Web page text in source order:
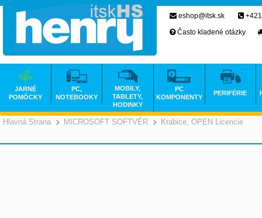
Hlavná Strana MICROSOFT SOFTVÉR Krabice, OPEN Licencie
eshop@itsk.sk
Často kladené otázky
JARNÉ
POMÔCKY
PC,
NOTEBOOKY
MOBILY,
TABLETY,
HODINKY
PC
KOMPONENTY
PERIFÉRIE